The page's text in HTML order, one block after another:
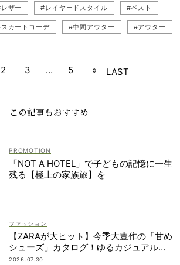
ザー #レイヤードスタイル #ベスト
カートコーデ #中間アウター #アウター
#貴島明日香
2 3 … 5 » LAST
この記事もおすすめ
「NOT A HOTEL」で子どもの記憶に一生
残る【極上の家族旅】を
ファッション
【ZARAが大ヒット】今季大豊作の「甘め
シューズ」カタログ！ゆるカジュアルの
鮮度アップに◎
2026.07.30